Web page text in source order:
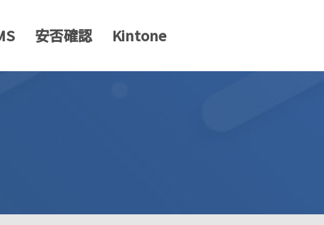
安否確認 Kintone